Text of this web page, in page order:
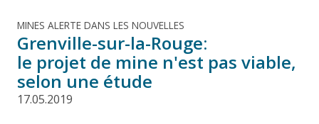
MINES ALERTE DANS LES NOUVELLES
Grenville-sur-la-Rouge:
le projet de mine n'est pas viable,
selon une étude
17.05.2019